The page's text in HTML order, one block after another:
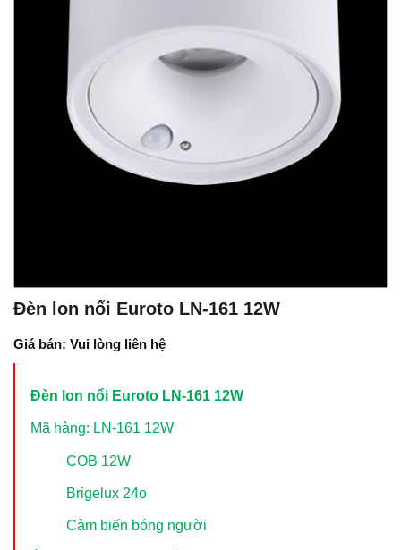
Đèn lon nổi Euroto LN-161 12W
Giá bán: Vui lòng liên hệ
Đèn lon nổi Euroto LN-161 12W
Mã hàng: LN-161 12W
COB 12W
Brigelux 24ο
Cảm biến bóng người